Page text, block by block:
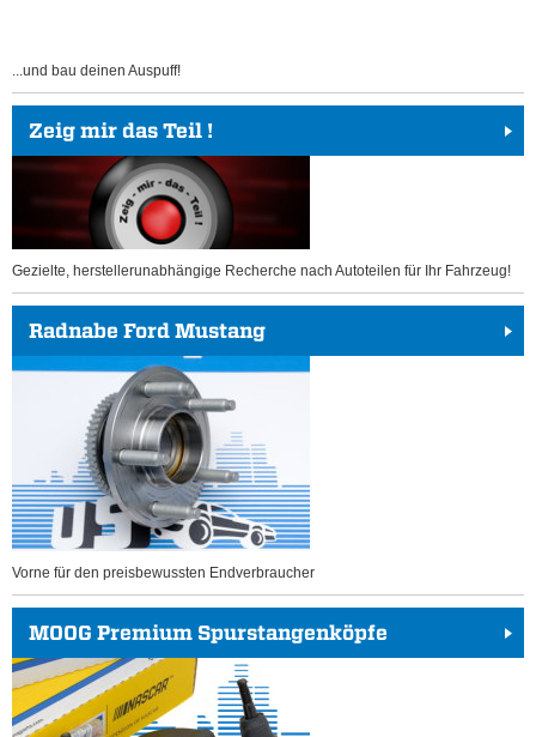
...und bau deinen Auspuff!
Zeig mir das Teil !
Gezielte, herstellerunabhängige Recherche nach Autoteilen für Ihr Fahrzeug!
Radnabe Ford Mustang
Vorne für den preisbewussten Endverbraucher
MOOG Premium Spurstangenköpfe